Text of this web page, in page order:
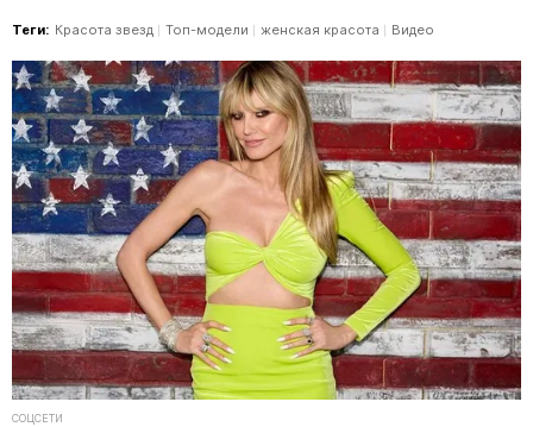
Теги: Красота звезд Топ-модели женская красота Видео
СОЦСЕТИ